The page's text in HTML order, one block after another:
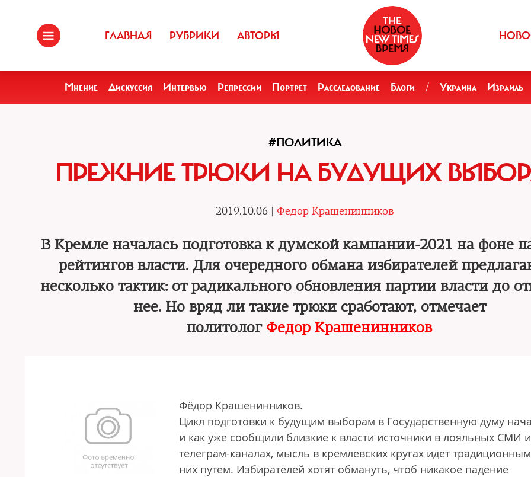
ГЛАВНАЯ РУБРИКИ АВТОРЫ
Мнение Дискуссия Интервью Репрессии Портрет Расследование Блоги / Украина Израиль
#ПОЛИТИКА
ПРЕЖНИЕ ТРЮКИ НА БУДУЩИХ
2019.10.06 | Федор Крашенинников
В Кремле началась подготовка к думской кампании-2021 на фоне
рейтингов власти. Для очередного обмана избирателей
несколько тактик: от радикального обновления партии власти до
нее. Но вряд ли такие трюки сработают, отмечает
политолог Федор Крашенинников
Фёдор Крашенинников.
Цикл подготовки к будущим выборам в Государственную думу
и как уже сообщили близкие к власти источники в лояльных СМИ и
телеграм-каналах, мысль в кремлевских кругах идет
них путем. Избирателей хотят обмануть, чтоб никакое падение